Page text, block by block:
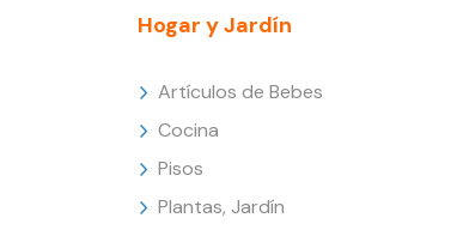
Hogar y Jardín
Artículos de Bebes
Cocina
Pisos
Plantas, Jardín